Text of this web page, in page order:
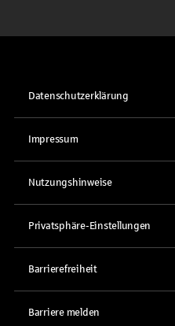
Datenschutzerklärung
Impressum
Nutzungshinweise
Privatsphäre-Einstellungen
Barrierefreiheit
Barriere melden